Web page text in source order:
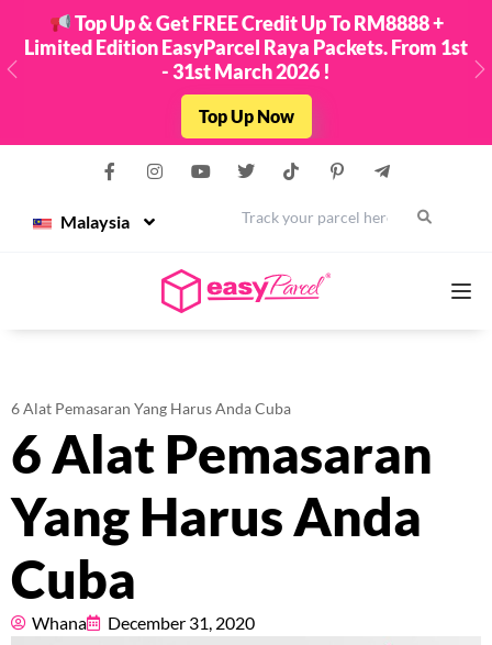
Top Up & Get FREE Credit Up To RM8888 +
Limited Edition EasyParcel Raya Packets. From 1st
- 31st March 2026 !
Top Up Now
Previous
Malaysia
Couriers
Pricing
About
6 Alat Pemasaran Yang Harus Anda Cuba
6 Alat Pemasaran
Yang Harus Anda
Cuba
Whana December 31, 2020